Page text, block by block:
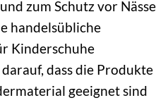
zum Schutz vor Nässe
handelsübliche
Kinderschuhe
dass die Produkte
geeignet sind